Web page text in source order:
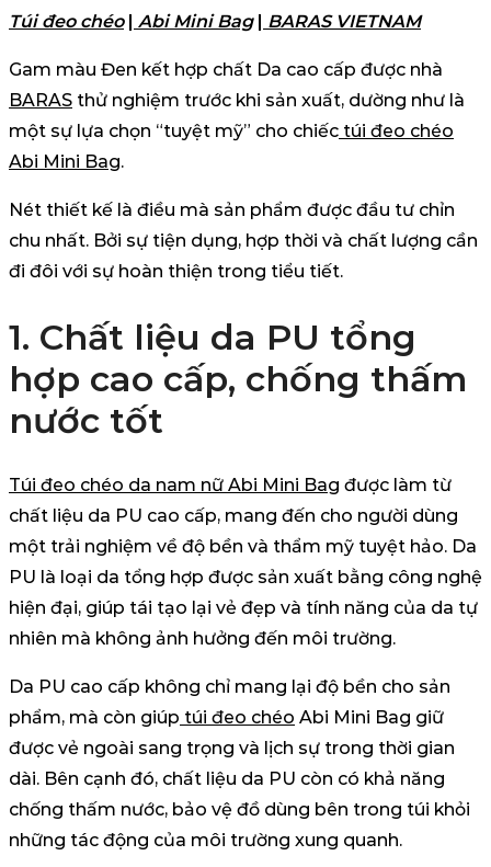
Túi đeo chéo| Abi Mini Bag| BARAS VIETNAM
Gam màu Đen kết hợp chất Da cao cấp được nhà
BARAS thử nghiệm trước khi sản xuất, dường như là
một sự lựa chọn “tuyệt mỹ” cho chiếc túi đeo chéo
Abi Mini Bag.
Nét thiết kế là điều mà sản phẩm được đầu tư chỉn
chu nhất. Bởi sự tiện dụng, hợp thời và chất lượng cần
đi đôi với sự hoàn thiện trong tiểu tiết.
1. Chất liệu da PU tổng
hợp cao cấp, chống thấm
nước tốt
Túi đeo chéo da nam nữ Abi Mini Bag được làm từ
chất liệu da PU cao cấp, mang đến cho người dùng
một trải nghiệm về độ bền và thẩm mỹ tuyệt hảo. Da
PU là loại da tổng hợp được sản xuất bằng công nghệ
hiện đại, giúp tái tạo lại vẻ đẹp và tính năng của da tự
nhiên mà không ảnh hưởng đến môi trường.
Da PU cao cấp không chỉ mang lại độ bền cho sản
phẩm, mà còn giúp túi đeo chéo Abi Mini Bag giữ
được vẻ ngoài sang trọng và lịch sự trong thời gian
dài. Bên cạnh đó, chất liệu da PU còn có khả năng
chống thấm nước, bảo vệ đồ dùng bên trong túi khỏi
những tác động của môi trường xung quanh.